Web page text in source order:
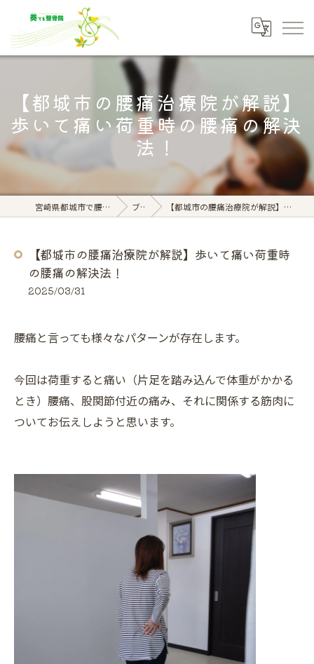
【都城市の腰痛治療院が解説】
歩いて痛い荷重時の腰痛の解決
法！
宮崎県都城市で腰痛なら奏でる整骨院 ブログ 【都城市の腰痛治療院が解説】歩いて痛い荷重時の腰痛の解決法！
【都城市の腰痛治療院が解説】歩いて痛い荷重時
の腰痛の解決法！
2025/03/31
腰痛と言っても様々なパターンが存在します。
今回は荷重すると痛い （片足を踏み込んで体重がかかる
とき）腰痛、股関節付近の痛み、それに関係する筋肉に
ついてお伝えしようと思います。